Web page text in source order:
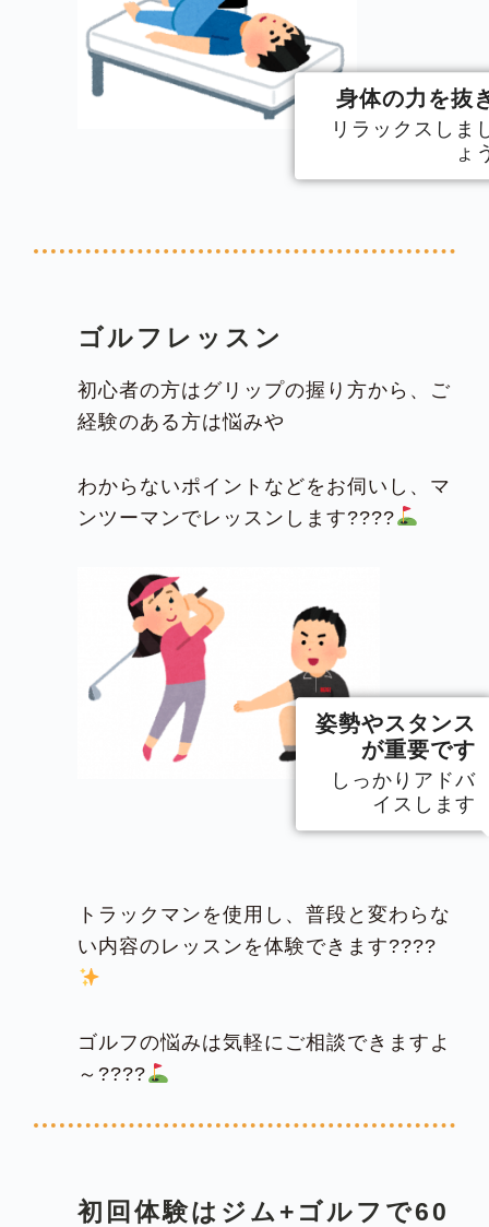
ゴルフレッスン
初心者の方はグリップの握り方から、ご
経験のある方は悩みや
わからないポイントなどをお伺いし、マ
ンツーマンでレッスンします????
トラックマンを使用し、普段と変わらな
い内容のレッスンを体験できます????
ゴルフの悩みは気軽にご相談できますよ
～????
初回体験はジム+ゴルフで60
身体の力を抜
リラックスしま
ょ
姿勢やスタンス
が重要です
しっかりアドバ
イスします